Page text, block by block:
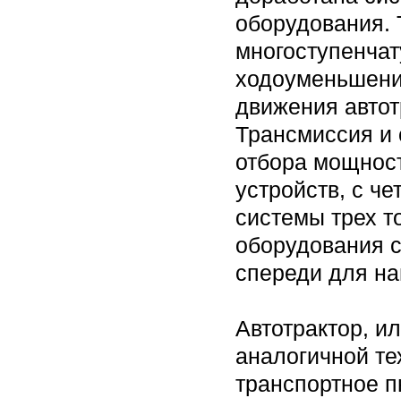
оборудования.
движения
Трансмиссия и
отбора
устройств, с
системы трех
оборудования
спереди для
Автотрактор,
аналогичной
транспортное